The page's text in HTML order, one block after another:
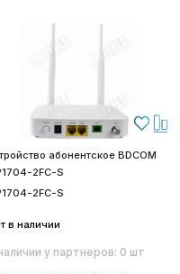
абонентское BDCOM
2FC-S
2FC-S
в наличии
у партнеров: 0 шт